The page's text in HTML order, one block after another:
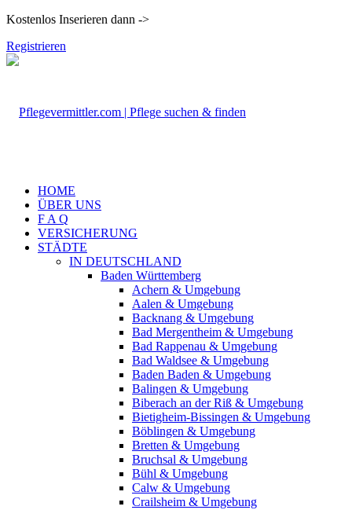
Kostenlos Inserieren dann ->
Registrieren
HOME
ÜBER UNS
F A Q
VERSICHERUNG
STÄDTE
IN DEUTSCHLAND
Baden Württemberg
Achern & Umgebung
Aalen & Umgebung
Backnang & Umgebung
Bad Mergentheim & Umgebung
Bad Rappenau & Umgebung
Bad Waldsee & Umgebung
Baden Baden & Umgebung
Balingen & Umgebung
Biberach an der Riß & Umgebung
Bietigheim-Bissingen & Umgebung
Böblingen & Umgebung
Bretten & Umgebung
Bruchsal & Umgebung
Bühl & Umgebung
Calw & Umgebung
Crailsheim & Umgebung